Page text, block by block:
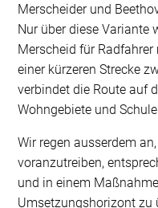
Merscheider und
Nur über diese Variante
Merscheid für
einer kürzeren Strecke
verbindet die Route auf
Wohngebiete und
Wir regen ausserdem
voranzutreiben,
und in einem
Umsetzungshorizont zu